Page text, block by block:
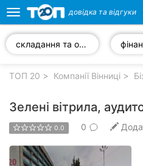
компанії
рубрики:
Toggle
navigation
довідка та відгуки
складання та оформлення документів
ТОП 20 Компанії Вінниці
Зелені вітрила,
0.0 0